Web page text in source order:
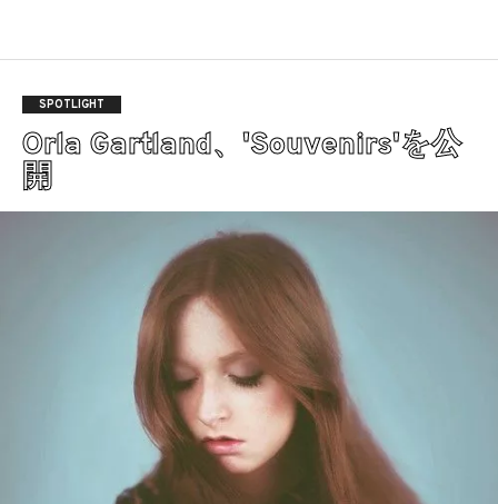
SPOTLIGHT
Orla Gartland、'Souvenirs'を公
開